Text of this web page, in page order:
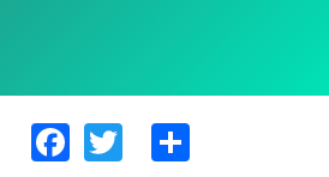
Facebook
Twitter